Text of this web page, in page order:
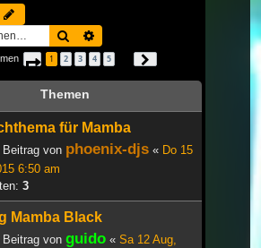
Suche
Seite 1von
1 2 3 4 5
Themen
für Mamba
Beitrag von phoenix-djs « Do 15
6:50 am
3
Mamba Black
Beitrag von guido « Sa 12 Aug,